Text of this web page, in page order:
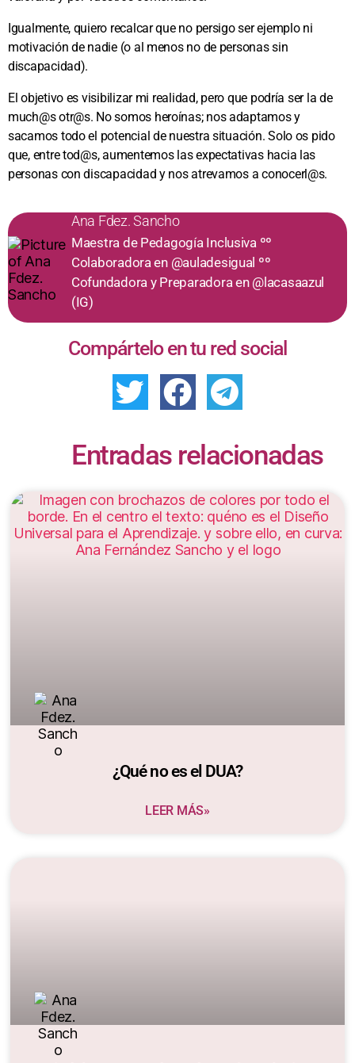
Igualmente, quiero recalcar que no persigo ser ejemplo ni
motivación de nadie (o al menos no de personas sin
discapacidad).
El objetivo es visibilizar mi realidad, pero que podría ser la de
much@s otr@s. No somos heroínas; nos adaptamos y
sacamos todo el potencial de nuestra situación. Solo os pido
que, entre tod@s, aumentemos las expectativas hacia las
personas con discapacidad y nos atrevamos a conocerl@s.
Ana Fdez. Sancho
Maestra de Pedagogía Inclusiva ºº
Colaboradora en @auladesigual ºº
Cofundadora y Preparadora en @lacasaazul
(IG)
Compártelo en tu red social
Entradas relacionadas
¿Qué no es el DUA?
LEER MÁS»